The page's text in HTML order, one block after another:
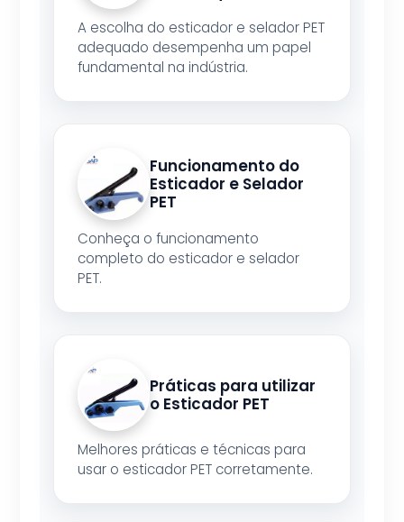
A escolha do esticador e selador PET
adequado desempenha um papel
fundamental na indústria.
Funcionamento do
Esticador e Selador
PET
Conheça o funcionamento
completo do esticador e selador
PET.
Práticas para utilizar
o Esticador PET
Melhores práticas e técnicas para
usar o esticador PET corretamente.